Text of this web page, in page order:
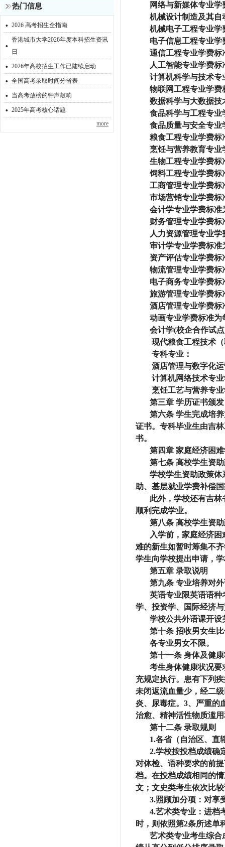
热门信息
· 2026 高考招生全指南
· 香港城市大学2026年度本科招生资讯
日
· 2026年高校招生工作已陆续启动
· 全国高考录取时间分省表
· 当高考放榜的钟声敲响
· 2025年高考核心话题
more
网络与新媒体专业
机械设计制造及其自
机械电子工程专业学
电子信息工程专业学
通信工程专业学费标
人工智能专业学费标
计算机科学与技术专
物联网工程专业学费
数据科学与大数据技
食品科学与工程专业
食品质量与安全专业
粮食工程专业学费标
烹饪与营养教育专业
生物工程专业学费标
饲料工程专业学费标
工商管理专业学费标
市场营销专业学费标
会计学专业学费标准
财务管理专业学费标
人力资源管理专业
审计学专业学费标准
资产评估专业学费标
物流管理专业学费标
电子商务专业学费标
旅游管理专业学费标
酒店管理专业学费标
动画专业学费标准为
会计学(校企合作试
现代粮食工程技术
专科专业：
酒店管理与数字化
计算机网络技术专
烹饪工艺与营养专
第三章 学历证书颁发
第六条 学生完成培
证书。专科毕业生由吉
书。
第四章 家庭经济困
第七条 高校学生资
学校学生资助政策体
助、基层就业学费补偿
此外，学校还有吉林
顺利完成学业。
第八条 高校学生资
入学前，家庭经济
难的新生如暂时筹集不
学生向学校提出申请，
第五章 录取说明
第九条 专业培养对
英语专业限英语语种
学、投资学、国际经济
学校公共外语课开设
第十条 招收男女生
各专业男女不限。
第十一条 身体及健
考生身体健康状况要
充规定执行。患有下列
未闭返流血量少，经二
炎、尿毒症。3、严重的
治愈、精神活性物质滥
第十二条 录取规则
1.各省（自治区、直
2.学校按投档成绩确
对体检、语种要求的前
档。在投档成绩相同的
文；文史类考生依次比
3.照顾加分项：对享
4.艺术类专业：进档
时，则依照第2条所述单
艺术类专业考生综合